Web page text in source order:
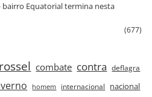
bairro Equatorial termina nesta
(677)
combate contra deflagra
homem internacional nacional